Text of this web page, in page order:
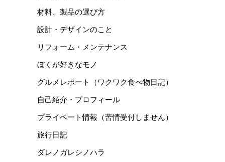
材料、製品の選び方
設計・デザインのこと
リフォーム・メンテナンス
ぼくが好きなモノ
グルメレポート（ワクワク食べ物日記）
自己紹介・プロフィール
プライベート情報（苦情受付しません）
旅行日記
ダレノガレシノハラ